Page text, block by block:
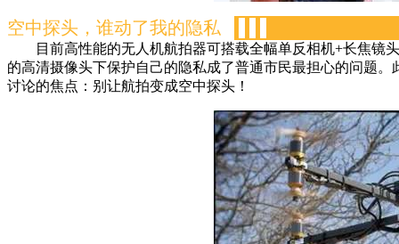
空中探头，谁动了我的隐私
目前高性能的无人机航拍器可搭载全幅单反相机+长焦镜
的高清摄像头下保护自己的隐私成了普通市民最担心的问题
讨论的焦点：别让航拍变成空中探头！